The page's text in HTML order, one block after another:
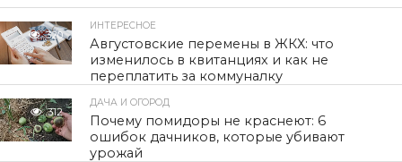
320
ИНТЕРЕСНОЕ
Августовские перемены в ЖКХ: что
изменилось в квитанциях и как не
переплатить за коммуналку
312
ДАЧА И ОГОРОД
Почему помидоры не краснеют: 6
ошибок дачников, которые убивают
урожай